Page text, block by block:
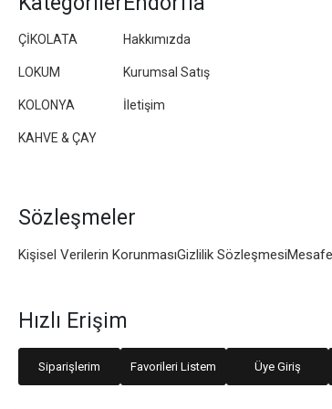
ÇİKOLATA
LOKUM
KOLONYA
KAHVE & ÇAY
Hakkımızda
Kurumsal Satış
İletişim
Sözleşmeler
Kişisel Verilerin KorunmasıGizlilik Sözleşmesi
Hızlı Erişim
Siparişlerim Favorileri Listem Üye Giriş